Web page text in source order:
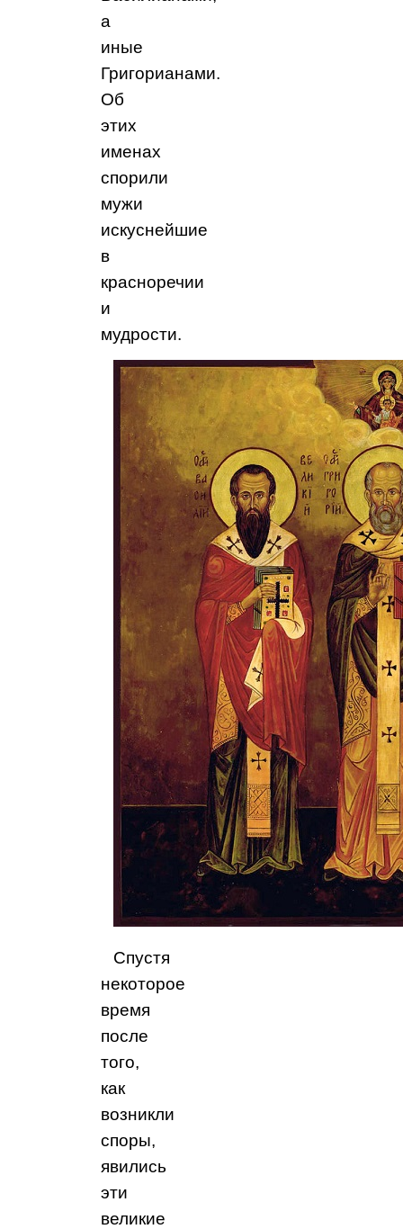
а
иные
Григорианами.
Об
этих
именах
спорили
мужи
искуснейшие
в
красноречии
и
мудрости.
Спустя
некоторое
время
после
того,
как
возникли
споры,
явились
эти
великие